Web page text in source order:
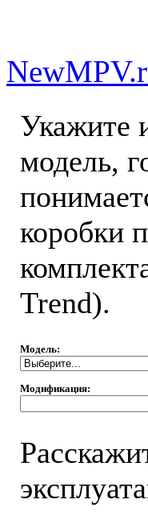
Укажите
модель,
коробки
Trend).
Модель:
Модификация: